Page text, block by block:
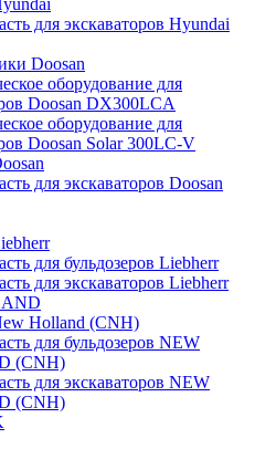
для экскаваторов Hyundai
Doosan
оборудование для
Doosan DX300LCA
оборудование для
Doosan Solar 300LC-V
для экскаваторов Doosan
для бульдозеров Liebherr
для экскаваторов Liebherr
Holland (CNH)
для бульдозеров NEW
(CNH)
для экскаваторов NEW
(CNH)